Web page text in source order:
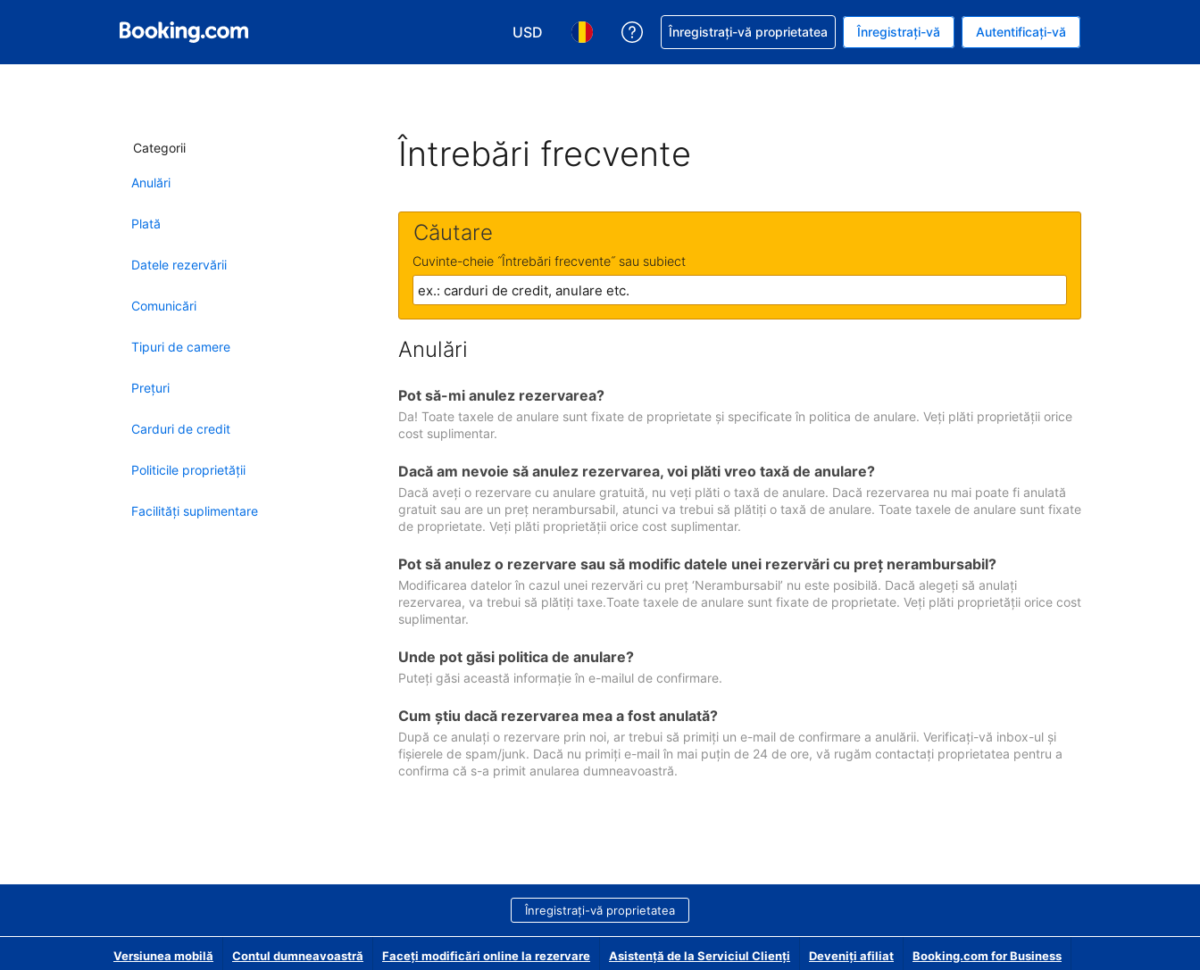
USD
Alegeţi moneda. Moneda actuală este Dolar american
Alegeți limba. Limba actuală este Română
Primiți asistență cu privire la rezervarea dvs.
Înregistrați-vă proprietatea Înregistrați-vă Autentificați-vă
Categorii
Anulări
Plată
Datele rezervării
Comunicări
Tipuri de camere
Preţuri
Carduri de credit
Politicile proprietății
Facilităţi suplimentare
Întrebări frecvente
Căutare
Cuvinte-cheie ˝Întrebări frecvente˝ sau subiect
Anulări
Pot să-mi anulez rezervarea?
Da! Toate taxele de anulare sunt fixate de proprietate și specificate în politica de anulare. Veți plăti proprietății orice
cost suplimentar.
Dacă am nevoie să anulez rezervarea, voi plăti vreo taxă de anulare?
Dacă aveți o rezervare cu anulare gratuită, nu veți plăti o taxă de anulare. Dacă rezervarea nu mai poate fi anulată
gratuit sau are un preț nerambursabil, atunci va trebui să plătiți o taxă de anulare. Toate taxele de anulare sunt fixate
de proprietate. Veți plăti proprietății orice cost suplimentar.
Pot să anulez o rezervare sau să modific datele unei rezervări cu preţ nerambursabil?
Modificarea datelor în cazul unei rezervări cu preț ‘Nerambursabil’ nu este posibilă. Dacă alegeți să anulați
rezervarea, va trebui să plătiți taxe.Toate taxele de anulare sunt fixate de proprietate. Veți plăti proprietății orice cost
suplimentar.
Unde pot găsi politica de anulare?
Puteți găsi această informație în e-mailul de confirmare.
Cum ştiu dacă rezervarea mea a fost anulată?
După ce anulați o rezervare prin noi, ar trebui să primiți un e-mail de confirmare a anulării. Verificați-vă inbox-ul și
fișierele de spam/junk. Dacă nu primiți e-mail în mai puțin de 24 de ore, vă rugăm contactați proprietatea pentru a
confirma că s-a primit anularea dumneavoastră.
Înregistrați-vă proprietatea
Versiunea mobilă Contul dumneavoastră Faceți modificări online la rezervare Asistență de la Serviciul Clienți Deveniţi afiliat Booking.com for Business